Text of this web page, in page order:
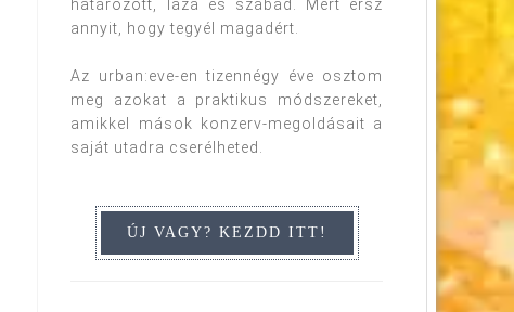
határozott, laza és szabad. Mert érsz
annyit, hogy tegyél magadért.
Az urban:eve-en tizennégy éve osztom
meg azokat a praktikus módszereket,
amikkel mások konzerv-megoldásait a
saját utadra cserélheted.